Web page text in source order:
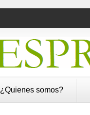
¿Quienes somos?